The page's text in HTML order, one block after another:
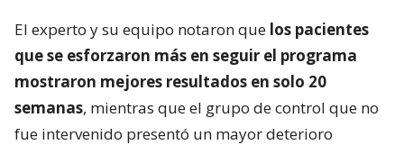
El experto y su equipo notaron que los pacientes
que se esforzaron más en seguir el programa
mostraron mejores resultados en solo 20
semanas, mientras que el grupo de control que no
fue intervenido presentó un mayor deterioro